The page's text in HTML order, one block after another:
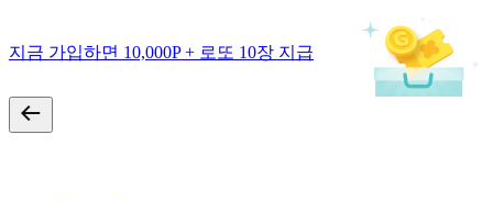
지금 가입하면 10,000P + 로또 10장 지급